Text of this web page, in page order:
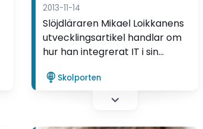
2013-11-14
Slöjdläraren Mikael Loikkanens
utvecklingsartikel handlar om
hur han integrerat IT i sin
mer interaktivt arbetssätt. Förr
använde man mer loggböcker,
Skolporten